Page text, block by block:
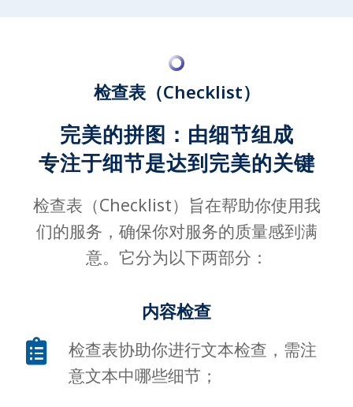
检查表（Checklist）
完美的拼图：由细节组成
专注于细节是达到完美的关键
检查表（Checklist）旨在帮助你使用我
们的服务，确保你对服务的质量感到满
意。它分为以下两部分：
内容检查
检查表协助你进行文本检查，需注
意文本中哪些细节；